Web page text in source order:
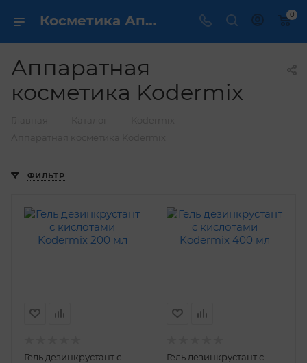
Косметика Аппаратная косметика Kodermix - купить в интернет магазине ✔️ по выгодной цене 0
Аппаратная
косметика Kodermix
ФИЛЬТР
Гель дезинкрустант с
Гель дезинкрустант с